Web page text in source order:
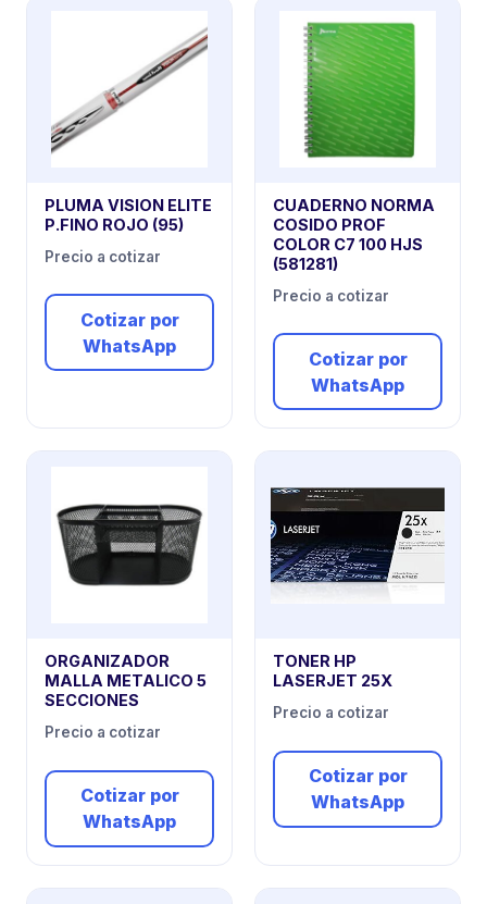
PLUMA VISION ELITE
P.FINO ROJO (95)
Precio a cotizar
Cotizar por
WhatsApp
CUADERNO NORMA
COSIDO PROF
COLOR C7 100 HJS
(581281)
Precio a cotizar
Cotizar por
WhatsApp
ORGANIZADOR
MALLA METALICO 5
SECCIONES
Precio a cotizar
Cotizar por
WhatsApp
TONER HP
LASERJET 25X
Precio a cotizar
Cotizar por
WhatsApp